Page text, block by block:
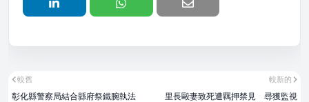
較新的
里長毆妻致死遭羈押禁見 尋獲監視
較舊
彰化縣警察局結合縣府祭鐵腕執法